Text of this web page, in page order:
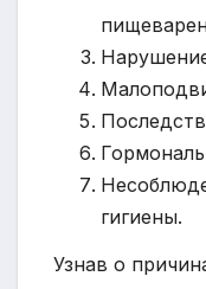
гигиены.
Узнав о